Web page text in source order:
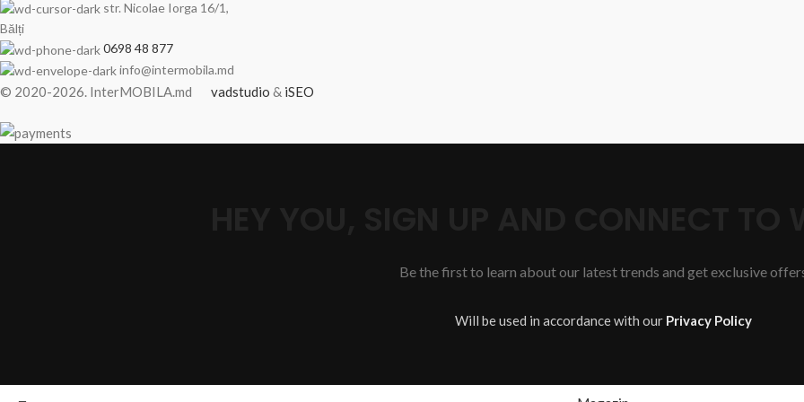
str. Nicolae Iorga 16/1,
Bălți
0698 48 877
info@intermobila.md
© 2020-2026. InterMOBILA.md vadstudio & iSEO
Be the first to learn about our latest trends and get exclusive
Will be used in accordance with our Privacy Policy